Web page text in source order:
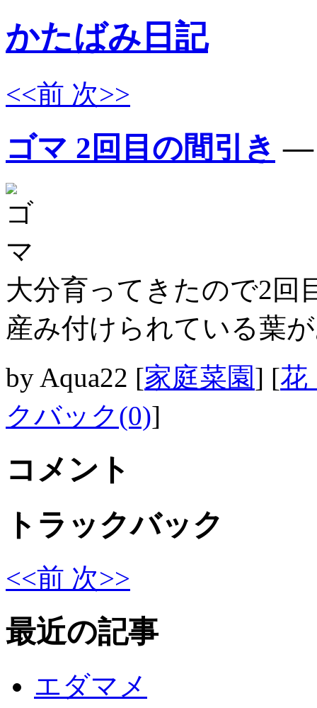
かたばみ日記
<<前 次>>
ゴマ 2回目の間引き
大分育ってきたので2回
産み付けられている葉
by Aqua22 [家庭菜園] [花
クバック(0)]
コメント
トラックバック
<<前 次>>
最近の記事
エダマメ